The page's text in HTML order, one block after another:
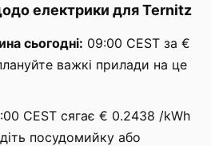
електрики для Ternitz
сьогодні: 09:00 CEST за €
важкі прилади на це
CEST сягає € 0.2438 /kWh
посудомийку або